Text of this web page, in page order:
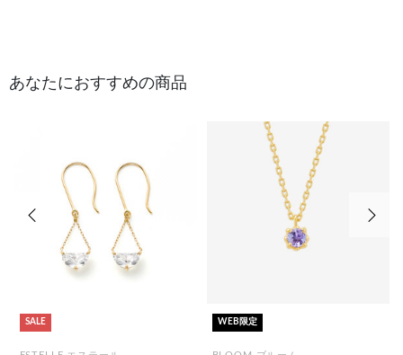
あなたにおすすめの商品
SALE WEB限定
前の画像